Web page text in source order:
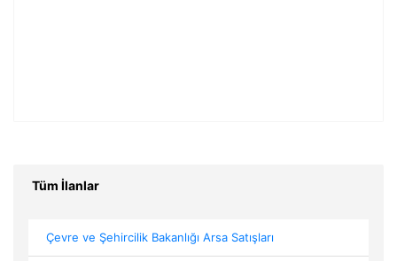
Tüm İlanlar
Çevre ve Şehircilik Bakanlığı Arsa Satışları